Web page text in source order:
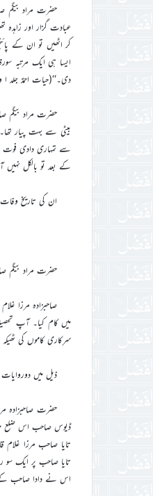
حضرت مراد بیگم
عبادت گزار اور
کر اٹھیں تو ان کے
ایسا ہی ایک مرتبہ
دی۔‘‘(حیات احمدؑ جلد ا
حضرت مراد بیگم
بیٹی سے بہت پیار
سے تمہاری دادی فوت
کے بعد تو بالکل نہیں
ان کی تاریخ وفات
حضرت مراد بیگم
صاحبزادہ مرزا
میں کام کیا۔ آپ
سرکاری کاموں کی
ذیل میں
حضرت صاحبزادہ
ڈیوس صاحب اس ضلع میں
تایا صاحب مرزا
تایا صاحب پر ایک سو
اس نے دادا صاحب کے